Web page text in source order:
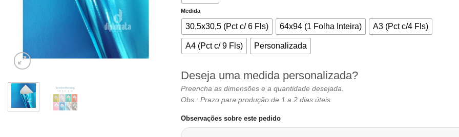
Medida
30,5x30,5 (Pct c/ 6 Fls) 64x94 (1 Folha Inteira) A3 (Pct c/4 Fls)
A4 (Pct c/ 9 Fls) Personalizada
Deseja uma medida personalizada?
Preencha as dimensões e a quantidade desejada.
Obs.: Prazo para produção de 1 a 2 dias úteis.
Observações sobre este pedido